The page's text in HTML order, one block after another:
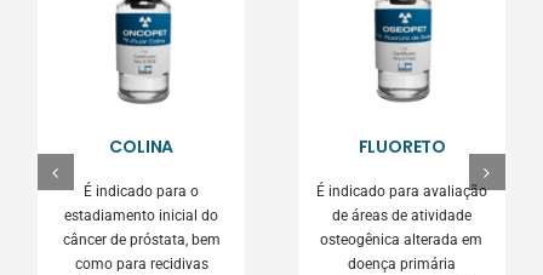
COLINA
É indicado para o
estadiamento inicial do
câncer de próstata, bem
como para recidivas
FLUORETO
É indicado para avaliação
de áreas de atividade
osteogênica alterada em
doença primária